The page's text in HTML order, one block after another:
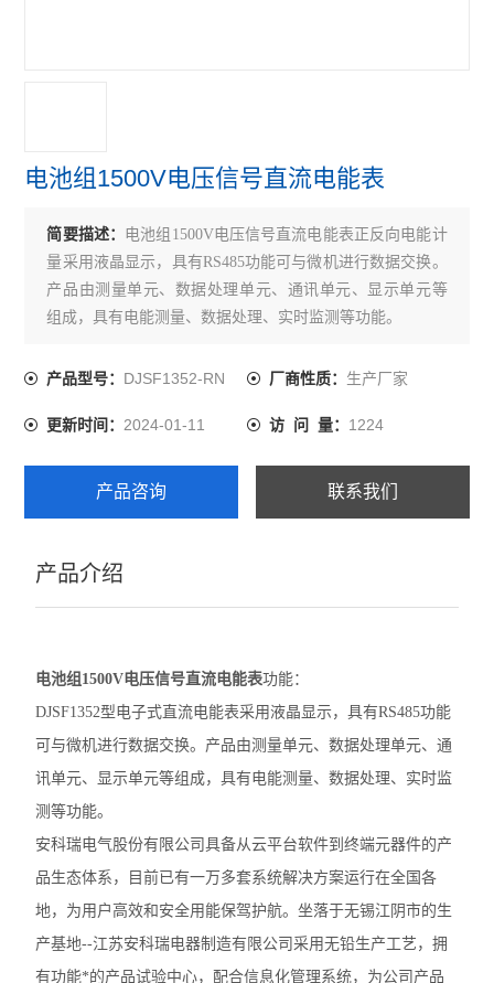
多功能三相可编程电力测控仪表
无线测温集中采集触摸屏嵌入式安装
无源无线测温传感器ct感应取电
开关柜综合测控装置温湿度控制语音提示功能
带RS485通讯 报警 4-20mA输出单相电流表
实时无线测温采集设备
AMC系列电测仪表
电动机保护器
数据采集传输仪
防逆流检测仪表
DJSF1352直流电能表
母线测温监控模块
ATE 无线测温传感器
电池组1500V电压信号直流电能表
简要描述： 电池组1500V电压信号直流电能表正反向电能计
量采用液晶显示，具有RS485功能可与微机进行数据交换。
产品由测量单元、数据处理单元、通讯单元、显示单元等
组成，具有电能测量、数据处理、实时监测等功能。
产品型号： DJSF1352-RN 厂商性质： 生产厂家
更新时间：2024-01-11 访 问 量： 1224
产品咨询 联系我们
产品介绍
电池组1500V电压信号直流电能表功能：
DJSF1352型电子式直流电能表采用液晶显示，具有RS485功能
可与微机进行数据交换。产品由测量单元、数据处理单元、通
讯单元、显示单元等组成，具有电能测量、数据处理、实时监
测等功能。
安科瑞电气股份有限公司具备从云平台软件到终端元器件的产
品生态体系，目前已有一万多套系统解决方案运行在全国各
地，为用户高效和安全用能保驾护航。坐落于无锡江阴市的生
产基地--江苏安科瑞电器制造有限公司采用无铅生产工艺，拥
有功能*的产品试验中心，配合信息化管理系统，为公司产品